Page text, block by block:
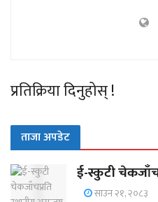
प्रतिक्रिया दिनुहोस् !
ताजा अपडेट
ई-स्कुटी
साउन २१, २०८३